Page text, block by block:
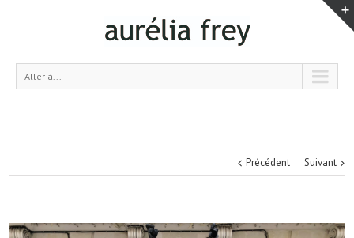
Aller à...
Précédent Suivant